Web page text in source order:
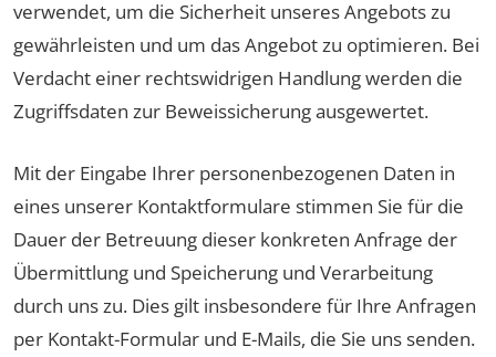
verwendet, um die Sicherheit unseres Angebots zu
gewährleisten und um das Angebot zu optimieren. Bei
Verdacht einer rechtswidrigen Handlung werden die
Zugriffsdaten zur Beweissicherung ausgewertet.
Mit der Eingabe Ihrer personenbezogenen Daten in
eines unserer Kontaktformulare stimmen Sie für die
Dauer der Betreuung dieser konkreten Anfrage der
Übermittlung und Speicherung und Verarbeitung
durch uns zu. Dies gilt insbesondere für Ihre Anfragen
per Kontakt-Formular und E-Mails, die Sie uns senden.